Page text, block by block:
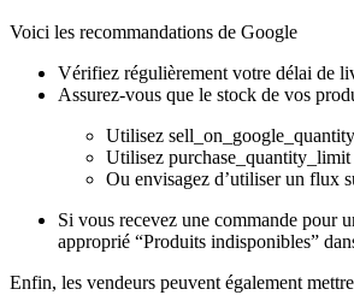
Voici les recommandations de Google
Vérifiez régulièrement votre délai de
Assurez-vous que le stock de vos
Utilisez
Utilisez purchase_quantity_limit
Ou envisagez d’utiliser un flux
Si vous recevez une commande pour
approprié “Produits indisponibles”
Enfin, les vendeurs peuvent également